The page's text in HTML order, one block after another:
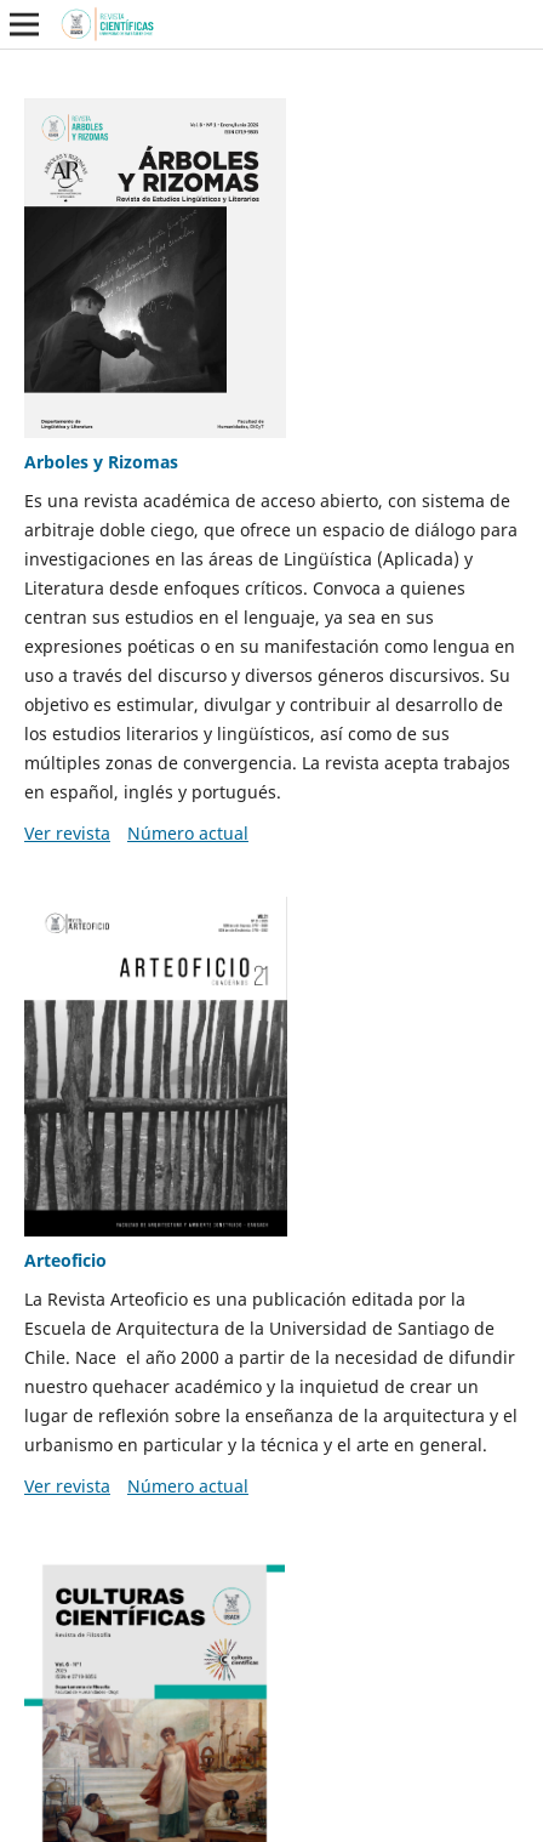
Arboles y Rizomas
Es una revista académica de acceso abierto, con sistema de
arbitraje doble ciego, que ofrece un espacio de diálogo para
investigaciones en las áreas de Lingüística (Aplicada) y
Literatura desde enfoques críticos. Convoca a quienes
centran sus estudios en el lenguaje, ya sea en sus
expresiones poéticas o en su manifestación como lengua en
uso a través del discurso y diversos géneros discursivos. Su
objetivo es estimular, divulgar y contribuir al desarrollo de
los estudios literarios y lingüísticos, así como de sus
múltiples zonas de convergencia. La revista acepta trabajos
en español, inglés y portugués.
Ver revista
Número actual
Arteoficio
La Revista Arteoficio es una publicación editada por la
Escuela de Arquitectura de la Universidad de Santiago de
Chile. Nace el año 2000 a partir de la necesidad de difundir
nuestro quehacer académico y la inquietud de crear un
lugar de reflexión sobre la enseñanza de la arquitectura y el
urbanismo en particular y la técnica y el arte en general.
Ver revista
Número actual